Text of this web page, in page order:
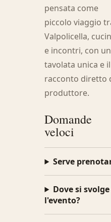
pensata come
piccolo viaggio
Valpolicella,
e incontri, con
tavolata unica e il
racconto diretto
produttore.
Domande
veloci
Serve
Dove si svolge
l'evento?